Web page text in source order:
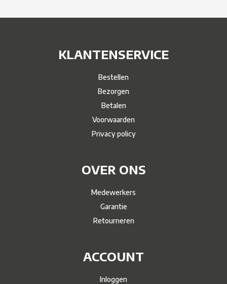
KLANTENSERVICE
Bestellen
Bezorgen
Betalen
Voorwaarden
Privacy policy
OVER ONS
Medewerkers
Garantie
Retourneren
ACCOUNT
Inloggen